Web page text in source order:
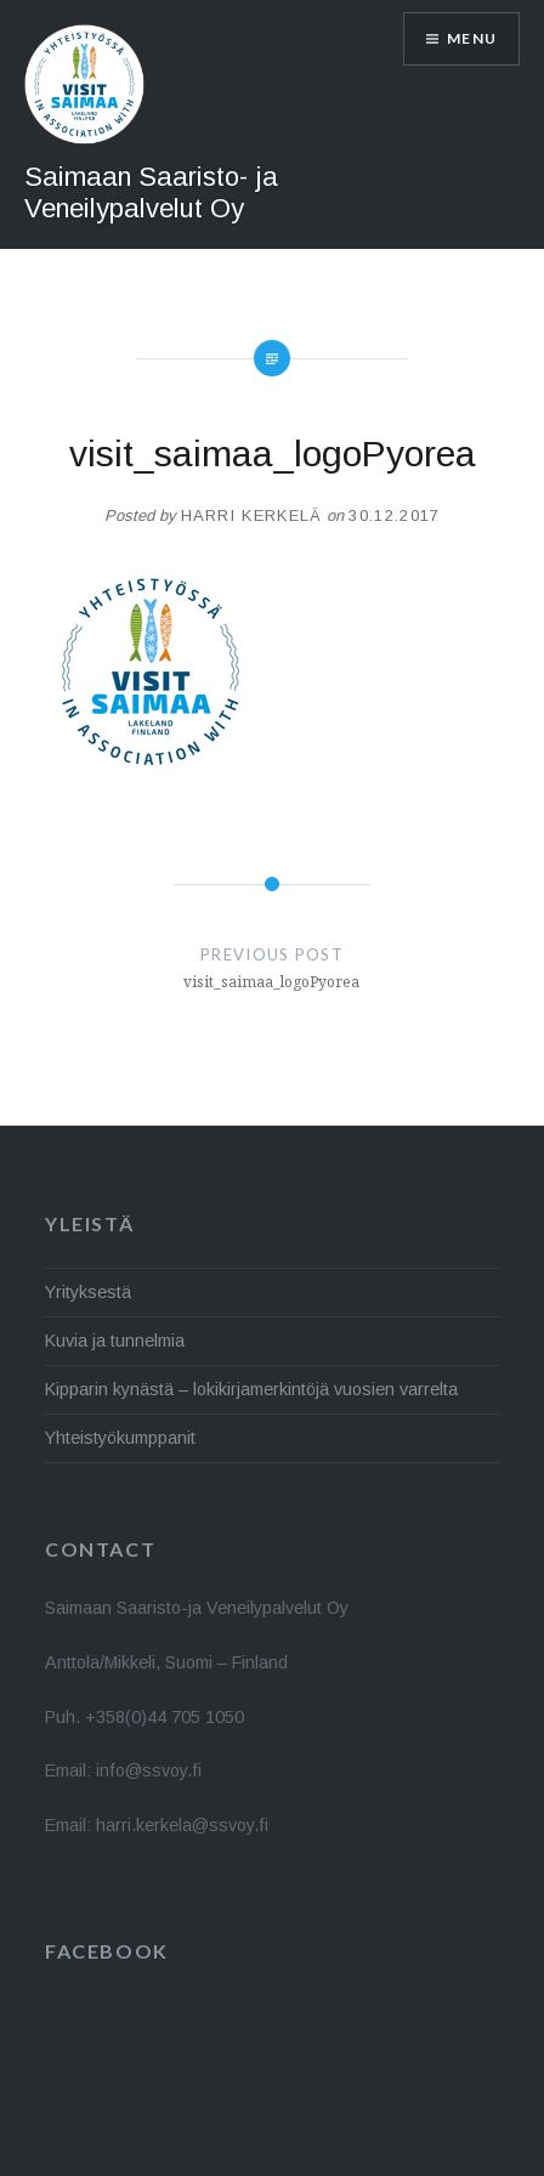
content
Saimaan Saaristo- ja
Veneilypalvelut Oy
MENU
visit_saimaa_logoPyorea
Posted by HARRI KERKELÄ on30.12.2017
PREVIOUS POST
visit_saimaa_logoPyorea
YLEISTÄ
Yrityksestä
Kuvia ja tunnelmia
Kipparin kynästä – lokikirjamerkintöjä vuosien varrelta
Yhteistyökumppanit
CONTACT
Saimaan Saaristo-ja Veneilypalvelut Oy
Anttola/Mikkeli, Suomi – Finland
Puh. +358(0)44 705 1050
Email: info@ssvoy.fi
Email: harri.kerkela@ssvoy.fi
FACEBOOK